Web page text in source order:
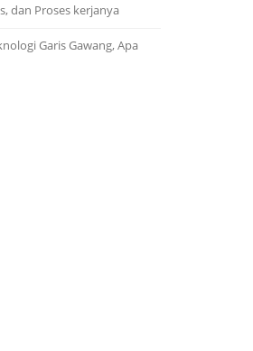
dan Proses kerjanya
Garis Gawang, Apa